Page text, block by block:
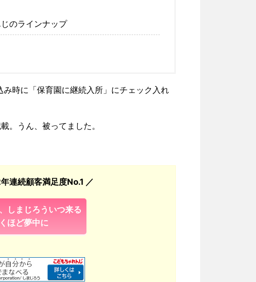
のラインナップ
み時に「保育園に継続入所」にチェック入れ
。うん、被ってました。
連続顧客満足度No.1 ／
しまじろういつ来る
ほど夢中に